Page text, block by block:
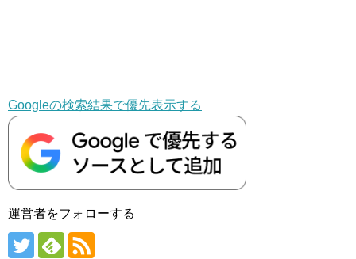
Googleの検索結果で優先表示する
運営者をフォローする